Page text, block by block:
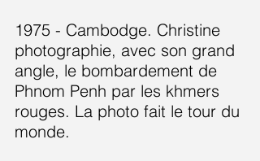
1975 - Cambodge. Christine
photographie, avec son grand
angle, le bombardement de
Phnom Penh par les khmers
rouges. La photo fait le tour du
monde.